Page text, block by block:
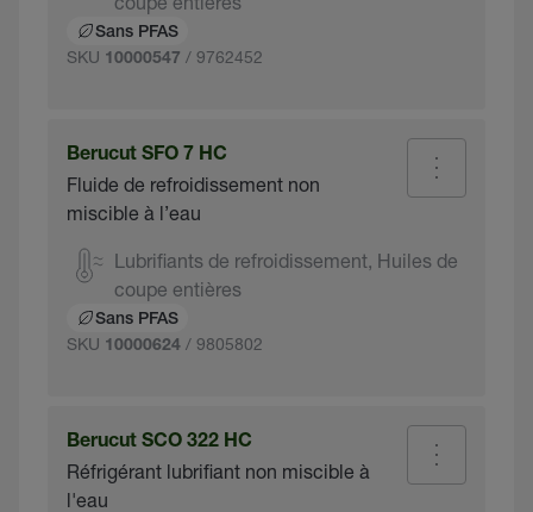
Sans PFAS
SKU 10000547 / 9762452
Berucut SFO 7 HC
Fluide de refroidissement non
miscible à l’eau
Lubrifiants de refroidissement, Huiles de
coupe entières
Sans PFAS
SKU 10000624 / 9805802
Berucut SCO 322 HC
Réfrigérant lubrifiant non miscible à
l'eau